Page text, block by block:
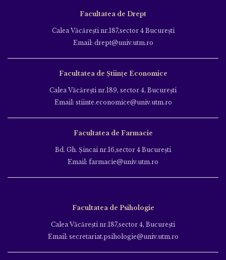
Facultatea de Drept
Calea Văcăreşti nr.187,sector 4 Bucureşti
Email: drept@univ.utm.ro
Facultatea de Științe Economice
Calea Văcăreşti nr.189, sector 4, Bucureşti
Email: stiinte.economice@univ.utm.ro
Facultatea de Farmacie
Bd. Gh. Şincai nr.16,sector 4 Bucureşti
Email: farmacie@univ.utm.ro
Facultatea de Psihologie
Calea Văcăreşti nr.187,sector 4, Bucureşti
Email: secretariat.psihologie@univ.utm.ro